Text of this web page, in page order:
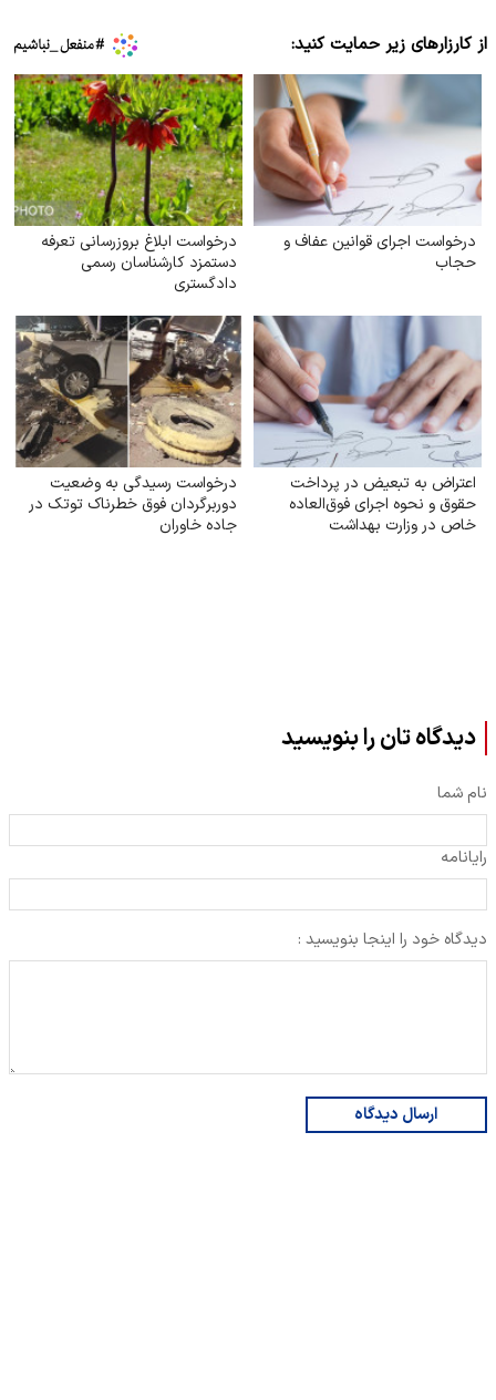
از کارزارهای زیر حمایت کنید:
درخواست اجرای قوانین عفاف و
حجاب
درخواست ابلاغ بروز‌رسانی تعرفه
دستمزد کارشناسان رسمی
دادگستری
اعتراض به تبعیض در پرداخت
حقوق و نحوه اجرای فوق‌العاده
خاص در وزارت بهداشت
درخواست رسیدگی به وضعیت
دوربرگردان فوق‌ خطرناک توتک در
جاده خاوران
دیدگاه تان را بنویسید
نام شما
رایانامه
دیدگاه خود را اینجا بنویسید :
ارسال دیدگاه